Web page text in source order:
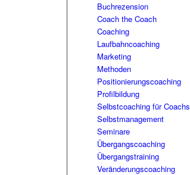
Buchrezension
Coach the Coach
Coaching
Laufbahncoaching
Marketing
Methoden
Positionierungscoaching
Profilbildung
Selbstcoaching für Coachs
Selbstmanagement
Seminare
Übergangscoaching
Übergangstraining
Veränderungscoaching